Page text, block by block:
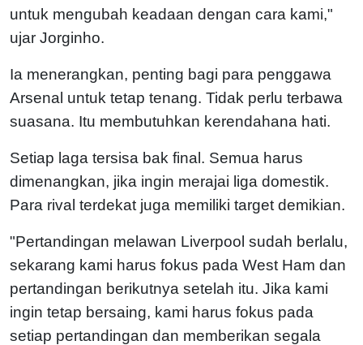
untuk mengubah keadaan dengan cara kami,"
ujar Jorginho.
Ia menerangkan, penting bagi para penggawa
Arsenal untuk tetap tenang. Tidak perlu terbawa
suasana. Itu membutuhkan kerendahana hati.
Setiap laga tersisa bak final. Semua harus
dimenangkan, jika ingin merajai liga domestik.
Para rival terdekat juga memiliki target demikian.
"Pertandingan melawan Liverpool sudah berlalu,
sekarang kami harus fokus pada West Ham dan
pertandingan berikutnya setelah itu. Jika kami
ingin tetap bersaing, kami harus fokus pada
setiap pertandingan dan memberikan segala